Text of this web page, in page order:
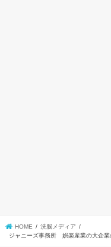
HOME
洗脳メディア
ジャニーズ事務所 娯楽産業の大企業